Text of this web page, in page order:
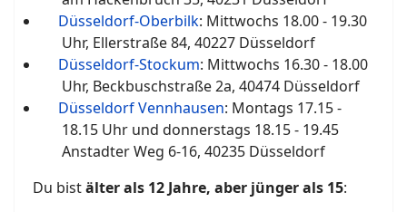
Düsseldorf-Oberbilk: Mittwochs 18.00 - 19.30
Uhr, Ellerstraße 84, 40227 Düsseldorf
Düsseldorf-Stockum: Mittwochs 16.30 - 18.00
Uhr, Beckbuschstraße 2a, 40474 Düsseldorf
Düsseldorf Vennhausen: Montags 17.15 -
18.15 Uhr und donnerstags 18.15 - 19.45
Anstadter Weg 6-16, 40235 Düsseldorf
Du bistälter als 12 Jahre, aber jünger als 15: